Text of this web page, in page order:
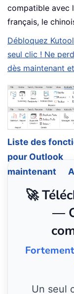
compatible avec
français, le
Débloquez
seul clic ! Ne
dès maintenant
Liste des
pour Outlook
maintenant
🚀
—
Un seul